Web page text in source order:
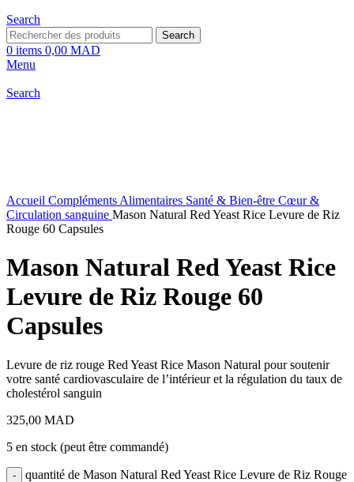
Search
Search
0 items 0,00 MAD
Menu
Search
Accueil Compléments Alimentaires Santé & Bien-être Cœur &
Circulation sanguine Mason Natural Red Yeast Rice Levure de Riz
Rouge 60 Capsules
Mason Natural Red Yeast Rice
Levure de Riz Rouge 60
Capsules
Levure de riz rouge Red Yeast Rice Mason Natural pour soutenir
votre santé cardiovasculaire de l’intérieur et la régulation du taux de
cholestérol sanguin
325,00 MAD
5 en stock (peut être commandé)
quantité de Mason Natural Red Yeast Rice Levure de Riz Rouge